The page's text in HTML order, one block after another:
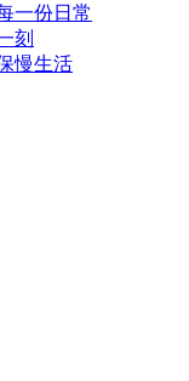
一份日常
刻
慢生活